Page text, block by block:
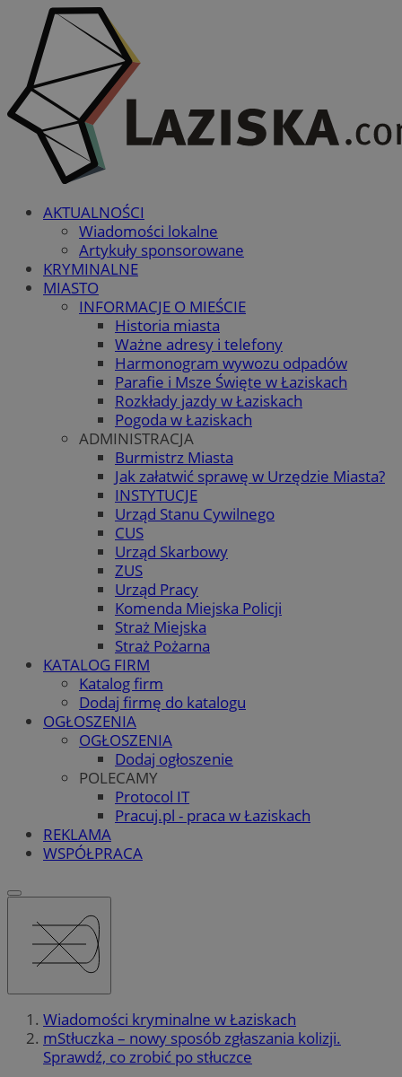
AKTUALNOŚCI
Wiadomości lokalne
Artykuły sponsorowane
KRYMINALNE
MIASTO
INFORMACJE O MIEŚCIE
Historia miasta
Ważne adresy i telefony
Harmonogram wywozu odpadów
Parafie i Msze Święte w Łaziskach
Rozkłady jazdy w Łaziskach
Pogoda w Łaziskach
ADMINISTRACJA
Burmistrz Miasta
Jak załatwić sprawę w Urzędzie Miasta?
INSTYTUCJE
Urząd Stanu Cywilnego
CUS
Urząd Skarbowy
ZUS
Urząd Pracy
Komenda Miejska Policji
Straż Miejska
Straż Pożarna
KATALOG FIRM
Katalog firm
Dodaj firmę do katalogu
OGŁOSZENIA
OGŁOSZENIA
Dodaj ogłoszenie
POLECAMY
Protocol IT
Pracuj.pl - praca w Łaziskach
REKLAMA
WSPÓŁPRACA
Wiadomości kryminalne w Łaziskach
mStłuczka – nowy sposób zgłaszania kolizji.
Sprawdź, co zrobić po stłuczce